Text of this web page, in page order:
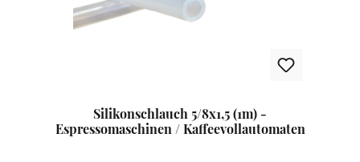
Silikonschlauch 5/8x1,5 (1m) -
Espressomaschinen / Kaffeevollautomaten